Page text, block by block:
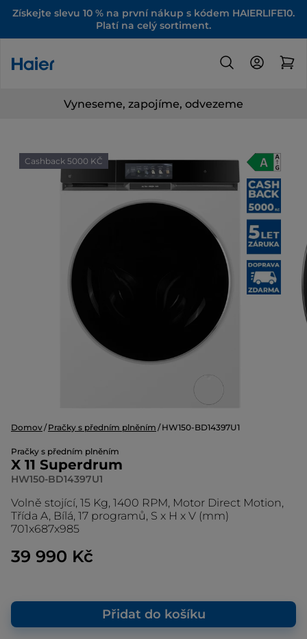
Získejte slevu 10 % na první nákup s kódem HAIERLIFE10.
Platí na celý sortiment.
Vyneseme, zapojíme, odvezeme
Cashback 5000 KČ
Domov Pračky s předním plněním HW150-BD14397U1
Pračky s předním plněním
X 11 Superdrum
HW150-BD14397U1
Volně stojící, 15 Kg, 1400 RPM, Motor Direct Motion,
Třída A, Bílá, 17 programů, S x H x V (mm)
701x687x985
39 990 Kč
Přidat do košíku